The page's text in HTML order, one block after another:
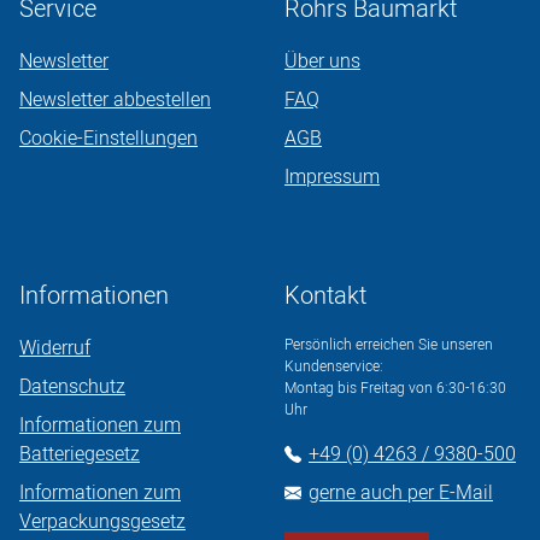
Service
Newsletter
Newsletter abbestellen
Cookie-Einstellungen
Röhrs Baumarkt
Über uns
FAQ
AGB
Impressum
Informationen
Widerruf
Datenschutz
Informationen zum
Batteriegesetz
Informationen zum
Verpackungsgesetz
Kontakt
Persönlich erreichen Sie unseren
Kundenservice:
Montag bis Freitag von 6:30-16:30
Uhr
+49 (0) 4263 / 9380-500
gerne auch per E-Mail